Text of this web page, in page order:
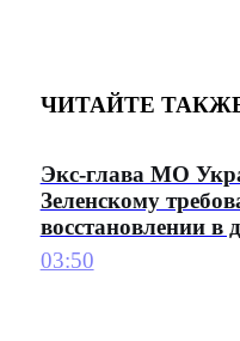
ЧИТАЙТЕ
Экс-глава МО
Зеленскому
восстановлении в
03:50